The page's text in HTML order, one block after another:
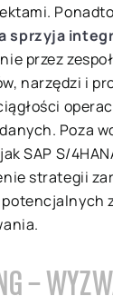
sprzyja
przez
narzędzi i
Poza
SAP S/
strategii
–